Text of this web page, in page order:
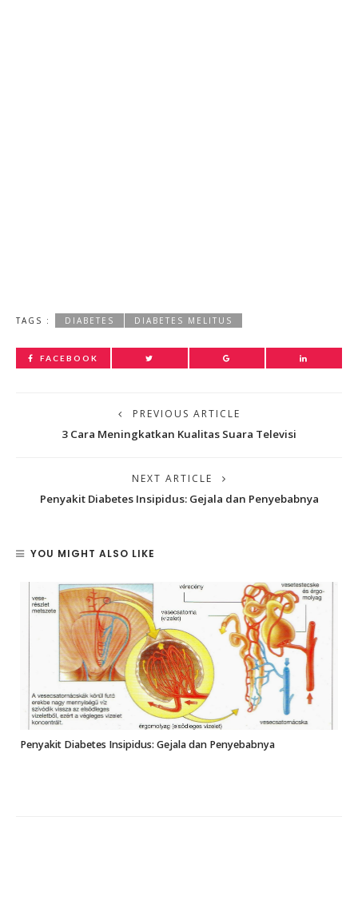
TAGS : DIABETES DIABETES MELITUS
FACEBOOK
PREVIOUS ARTICLE
3 Cara Meningkatkan Kualitas Suara Televisi
NEXT ARTICLE
Penyakit Diabetes Insipidus: Gejala dan Penyebabnya
YOU MIGHT ALSO LIKE
Penyakit Diabetes Insipidus: Gejala dan Penyebabnya